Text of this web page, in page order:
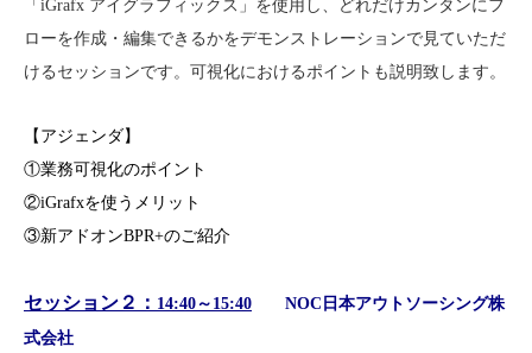
「iGrafx アイグラフィックス」を使用し、どれだけカンタンにフ
ローを作成・編集できるかをデモンストレーションで見ていただ
けるセッションです。可視化におけるポイントも説明致します。
【アジェンダ】
①業務可視化のポイント
②iGrafxを使うメリット
③新アドオンBPR+のご紹介
セッション２： 14:40～15:40 NOC 日本アウトソーシング株
式会社